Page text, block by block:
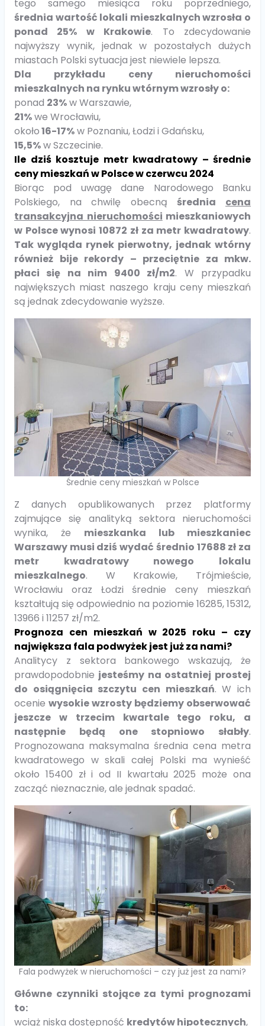
tego samego miesiąca roku poprzedniego,
średnia wartość lokali mieszkalnych wzrosła o
ponad 25% w Krakowie. To zdecydowanie
najwyższy wynik, jednak w pozostałych dużych
miastach Polski sytuacja jest niewiele lepsza.
Dla przykładu ceny nieruchomości
mieszkalnych na rynku wtórnym wzrosły o:
ponad 23%w Warszawie,
21%we Wrocławiu,
około16-17%w Poznaniu, Łodzi i Gdańsku,
15,5%w Szczecinie.
Ile dziś kosztuje metr kwadratowy – średnie
ceny mieszkań w Polsce w czerwcu 2024
Biorąc pod uwagę dane Narodowego Banku
Polskiego, na chwilę obecnąśrednia cena
transakcyjna nieruchomości mieszkaniowych
w Polsce wynosi 10872 zł za metr kwadratowy.
Tak wygląda rynek pierwotny, jednak wtórny
również bije rekordy – przeciętnie za mkw.
płaci się na nim 9400 zł/m2. W przypadku
największych miast naszego kraju ceny mieszkań
są jednak zdecydowanie wyższe.
Średnie ceny mieszkań w Polsce
Z danych opublikowanych przez platformy
zajmujące się analityką sektora nieruchomości
wynika, że mieszkanka lub mieszkaniec
Warszawy musi dziś wydać średnio 17688 zł za
metr kwadratowy nowego lokalu
mieszkalnego. W Krakowie, Trójmieście,
Wrocławiu oraz Łodzi średnie ceny mieszkań
kształtują się odpowiednio na poziomie 16285, 15312,
13966 i 11257 zł/m2.
Prognoza cen mieszkań w 2025 roku – czy
największa fala podwyżek jest już za nami?
Analitycy z sektora bankowego wskazują, że
prawdopodobnie jesteśmy na ostatniej prostej
do osiągnięcia szczytu cen mieszkań. W ich
ocenie wysokie wzrosty będziemy obserwować
jeszcze w trzecim kwartale tego roku, a
następnie będą one stopniowo słabły.
Prognozowana maksymalna średnia cena metra
kwadratowego w skali całej Polski ma wynieść
około 15400 zł i od II kwartału 2025 może ona
zacząć nieznacznie, ale jednak spadać.
Fala podwyżek w nieruchomości – czy już jest za nami?
Główne czynniki stojące za tymi prognozami
to:
wciąż niska dostępność kredytów hipotecznych,